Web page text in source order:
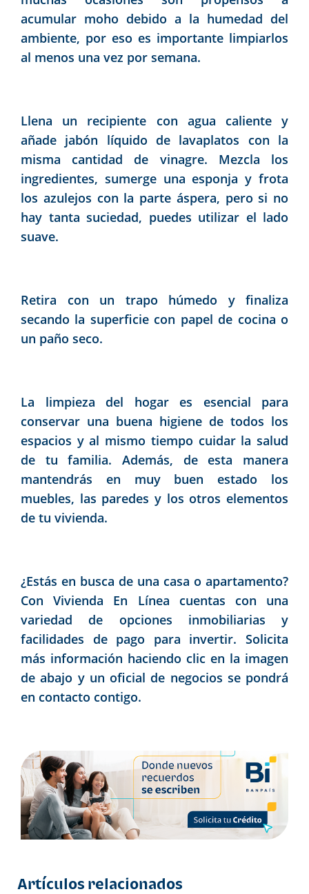
acumular moho debido a la humedad del
ambiente, por eso es importante limpiarlos
al menos una vez por semana.
Llena un recipiente con agua caliente y
añade jabón líquido de lavaplatos con la
misma cantidad de vinagre. Mezcla los
ingredientes, sumerge una esponja y frota
los azulejos con la parte áspera, pero si no
hay tanta suciedad, puedes utilizar el lado
suave.
Retira con un trapo húmedo y finaliza
secando la superficie con papel de cocina o
un paño seco.
La limpieza del hogar es esencial para
conservar una buena higiene de todos los
espacios y al mismo tiempo cuidar la salud
de tu familia. Además, de esta manera
mantendrás en muy buen estado los
muebles, las paredes y los otros elementos
de tu vivienda.
¿Estás en busca de una casa o apartamento?
ConVivienda En Línea cuentas con una
variedad de opciones inmobiliarias y
facilidades de pago para invertir. Solicita
más información haciendo clic en la imagen
de abajo y un oficial de negocios se pondrá
en contacto contigo.
Artículos relacionados